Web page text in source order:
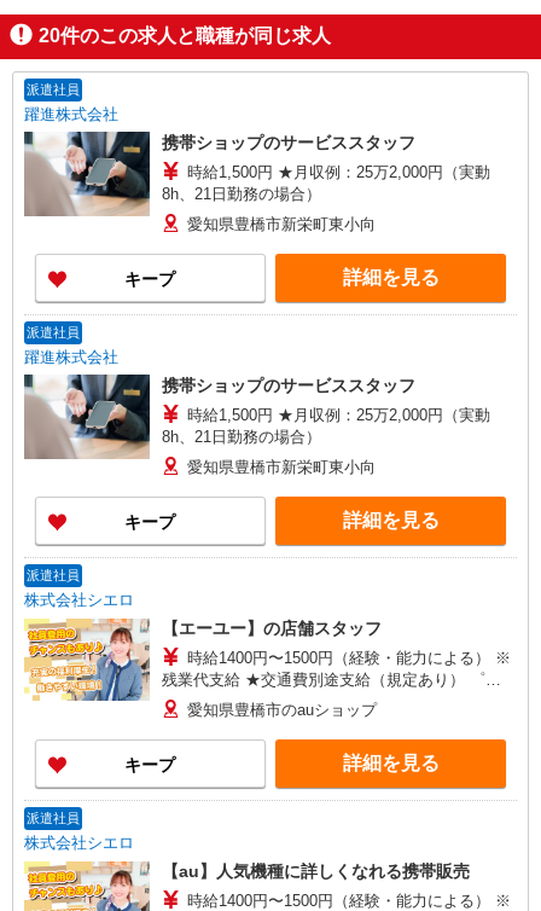
20件のこの求人と職種が同じ求人
派遣社員
躍進株式会社
携帯ショップのサービススタッフ
時給1,500円 ★月収例：25万2,000円（実動
8h、21日勤務の場合）
愛知県豊橋市新栄町東小向
キープ 詳細を見る
派遣社員
躍進株式会社
携帯ショップのサービススタッフ
時給1,500円 ★月収例：25万2,000円（実動
8h、21日勤務の場合）
愛知県豊橋市新栄町東小向
キープ 詳細を見る
派遣社員
株式会社シエロ
【エーユー】の店舗スタッフ
時給1400円〜1500円（経験・能力による） ※
残業代支給 ★交通費別途支給（規定あり） ゜
+゜・。○。・゜+゜・。○。・゜+゜ 入社祝い金10
万円支給(規定有) お友達を紹介頂くと, インセンテ
ィブ支給(規定有) ★月2回払い・週払い可能（規程
有）★ ゜・。○。・゜+゜・。○。・゜+゜
愛知県豊橋市のauショップ
キープ 詳細を見る
派遣社員
株式会社シエロ
【au】人気機種に詳しくなれる携帯販売
時給1400円〜1500円（経験・能力による） ※